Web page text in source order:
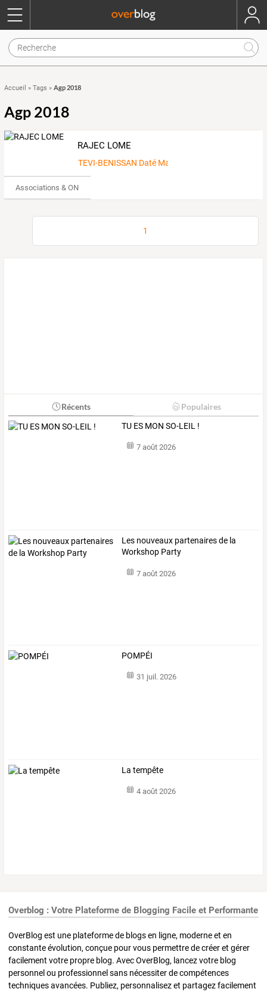
Accueil » Tags » Agp 2018
Agp 2018
RAJEC LOME
TEVI-BENISSAN Daté Martial
Associations & ONG
1
Récents Populaires
TU ES MON SO-LEIL !
7 août 2026
Les nouveaux partenaires de la
Workshop Party
7 août 2026
POMPÉI
31 juil. 2026
La tempête
4 août 2026
Overblog : Votre Plateforme de Blogging Facile et Performante
OverBlog est une plateforme de blogs en ligne, moderne et en
constante évolution, conçue pour vous permettre de créer et gérer
facilement votre propre blog. Avec OverBlog, lancez votre blog
personnel ou professionnel sans nécessiter de compétences
techniques avancées. Publiez, personnalisez et partagez facilement